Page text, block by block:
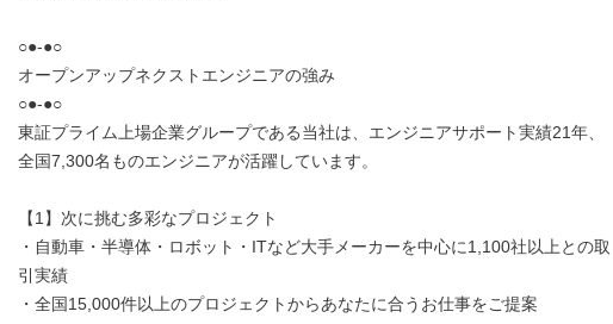
○●-●○
オープンアップネクストエンジニアの強み
○●-●○
東証プライム上場企業グループである当社は、エンジニアサポート実績21年、
全国7,300名ものエンジニアが活躍しています。
【1】次に挑む多彩なプロジェクト
・自動車・半導体・ロボット・ITなど大手メーカーを中心に1,100社以上との取
引実績
・全国15,000件以上のプロジェクトからあなたに合うお仕事をご提案